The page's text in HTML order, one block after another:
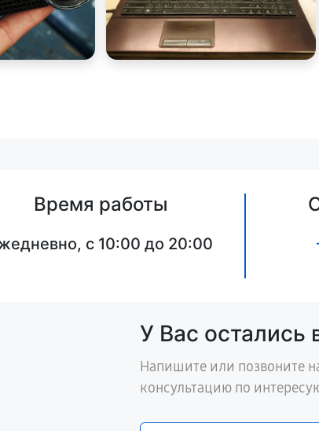
Время работы
с 10:00 до 20:00
У Вас остались
Напишите или позвоните
консультацию по